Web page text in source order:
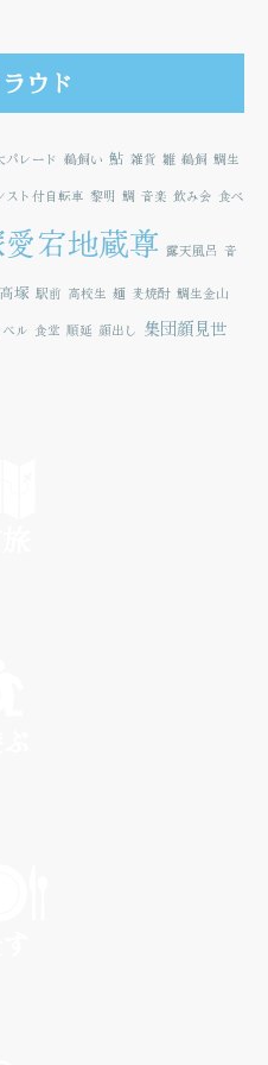
ウド
パレード 鵜飼い 鮎 雑貨 雛 鵜飼 鯛生
スト付自転車 黎明 鯛 音楽 飲み会 食べ
宕地蔵尊 露天風呂 音
高塚 駅前 高校生 麺 麦焼酎 鯛生金山
ル 食堂 順延 顔出し 集団顔見世